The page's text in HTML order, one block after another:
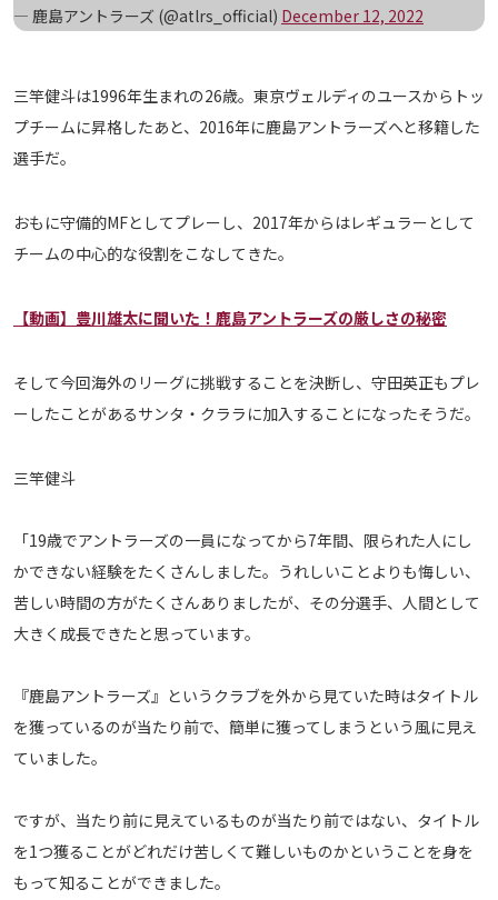
© AbemaTV. Inc. All Rights Reserved.
— 鹿島アントラーズ (@atlrs_official) December 12, 2022
三竿健斗は1996年生まれの26歳。東京ヴェルディのユースからトッ
プチームに昇格したあと、2016年に鹿島アントラーズへと移籍した
選手だ。
おもに守備的MFとしてプレーし、2017年からはレギュラーとして
チームの中心的な役割をこなしてきた。
【動画】豊川雄太に聞いた！鹿島アントラーズの厳しさの秘密
そして今回海外のリーグに挑戦することを決断し、守田英正もプレ
ーしたことがあるサンタ・クララに加入することになったそうだ。
三竿健斗
「19歳でアントラーズの一員になってから7年間、限られた人にし
かできない経験をたくさんしました。うれしいことよりも悔しい、
苦しい時間の方がたくさんありましたが、その分選手、人間として
大きく成長できたと思っています。
『鹿島アントラーズ』というクラブを外から見ていた時はタイトル
を獲っているのが当たり前で、簡単に獲ってしまうという風に見え
ていました。
ですが、当たり前に見えているものが当たり前ではない、タイトル
を1つ獲ることがどれだけ苦しくて難しいものかということを身を
もって知ることができました。